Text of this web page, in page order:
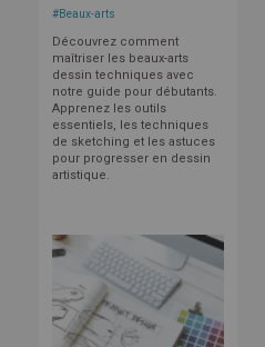
#Beaux-arts
Découvrez comment
maîtriser les beaux-arts
dessin techniques avec
notre guide pour débutants.
Apprenez les outils
essentiels, les techniques
de sketching et les astuces
pour progresser en dessin
artistique.